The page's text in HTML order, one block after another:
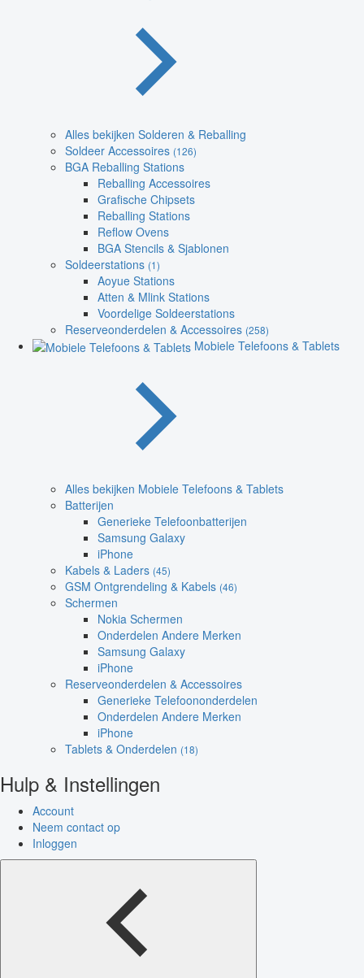
Alles bekijken Solderen & Reballing
Soldeer Accessoires (126)
BGA Reballing Stations
Reballing Accessoires
Grafische Chipsets
Reballing Stations
Reflow Ovens
BGA Stencils & Sjablonen
Soldeerstations (1)
Aoyue Stations
Atten & Mlink Stations
Voordelige Soldeerstations
Reserveonderdelen & Accessoires (258)
Mobiele Telefoons & Tablets
Alles bekijken Mobiele Telefoons & Tablets
Batterijen
Generieke Telefoonbatterijen
Samsung Galaxy
iPhone
Kabels & Laders (45)
GSM Ontgrendeling & Kabels (46)
Schermen
Nokia Schermen
Onderdelen Andere Merken
Samsung Galaxy
iPhone
Reserveonderdelen & Accessoires
Generieke Telefoononderdelen
Onderdelen Andere Merken
iPhone
Tablets & Onderdelen (18)
Hulp & Instellingen
Account
Neem contact op
Inloggen